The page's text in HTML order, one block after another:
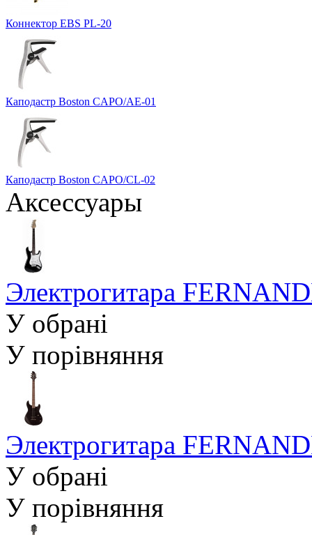
Коннектор EBS PL-20
Каподастр Boston CAPO/AE-01
Каподастр Boston CAPO/CL-02
Аксессуары
Электрогитара
У обрані
У порівняння
Электрогитара
У обрані
У порівняння